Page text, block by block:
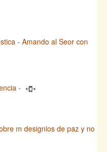
- Amando al Seor con
-
m designios de paz y no